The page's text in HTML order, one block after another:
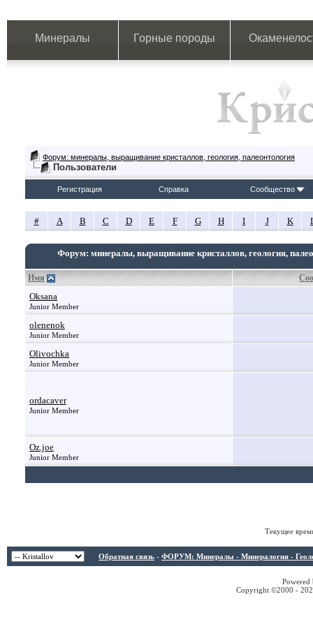
Минералы Горные породы
Форум: минералы, выращивание кристаллов, геология, палеонтология
Пользователи
Регистрация Справка Сообщество
# A B C D E F G H I J K
Форум: минералы, выращивание кристаллов, геология,
Имя
Oksana
Junior Member
olenenok
Junior Member
Olivochka
Junior Member
ordacaver
Junior Member
Oz.joe
Junior Member
Текущее
Обратная связь - ФОРУМ: Минералы - Минералогия -
Copyright ©2000 -